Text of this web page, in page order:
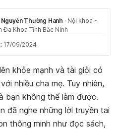
Nguyễn Thường Hanh · Nội khoa -
Đa Khoa Tỉnh Bắc Ninh
17/09/2024
khỏe mạnh và tài giỏi có
nhiều cha mẹ. Tuy nhiên,
bạn không thể làm được.
đã nghe những lời truyền tai
thông minh như đọc sách,